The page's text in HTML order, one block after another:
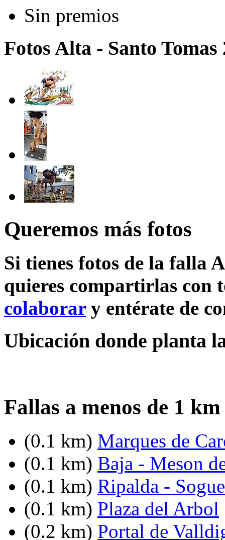
Sin premios
Fotos Alta - Santo Tomas
Queremos más fotos
Si tienes fotos de la falla
quieres compartirlas con
colaborary entérate de
Ubicación donde planta
Fallas a menos de 1
(0.1 km) Marques de
(0.1 km) Baja - Meson
(0.1 km) Ripalda -
(0.1 km) Plaza del Arbol
(0.2 km) Portal de